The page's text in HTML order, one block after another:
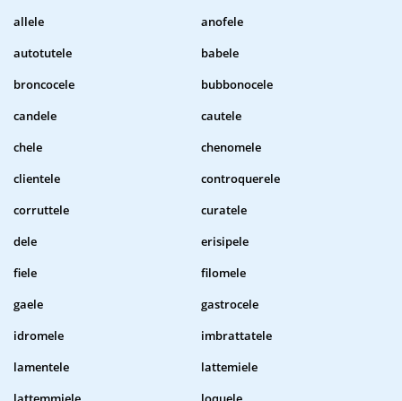
allele
anofele
autotutele
babele
broncocele
bubbonocele
candele
cautele
chele
chenomele
clientele
controquerele
corruttele
curatele
dele
erisipele
fiele
filomele
gaele
gastrocele
idromele
imbrattatele
lamentele
lattemiele